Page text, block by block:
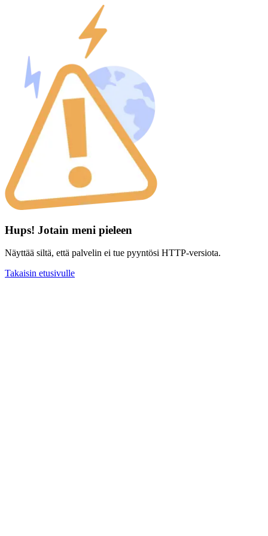
Hups! Jotain meni pieleen
Näyttää siltä, että palvelin ei tue pyyntösi HTTP-versiota.
Takaisin etusivulle